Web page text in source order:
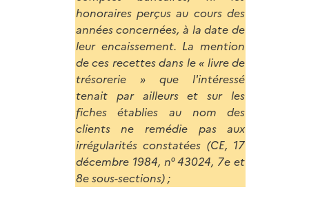
honoraires perçus au cours des
années concernées, à la date de
leur encaissement. La mention
de ces recettes dans le « livre de
trésorerie » que l'intéressé
tenait par ailleurs et sur les
fiches établies au nom des
clients ne remédie pas aux
irrégularités constatées (CE, 17
décembre 1984, n° 43024, 7e et
8e sous-sections) ;